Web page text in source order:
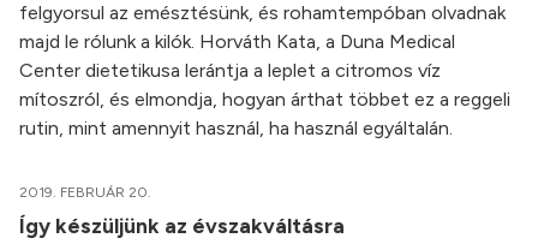
felgyorsul az emésztésünk, és rohamtempóban olvadnak
majd le rólunk a kilók. Horváth Kata, a Duna Medical
Center dietetikusa lerántja a leplet a citromos víz
mítoszról, és elmondja, hogyan árthat többet ez a reggeli
rutin, mint amennyit használ, ha használ egyáltalán.
2019. FEBRUÁR 20.
Így készüljünk az évszakváltásra